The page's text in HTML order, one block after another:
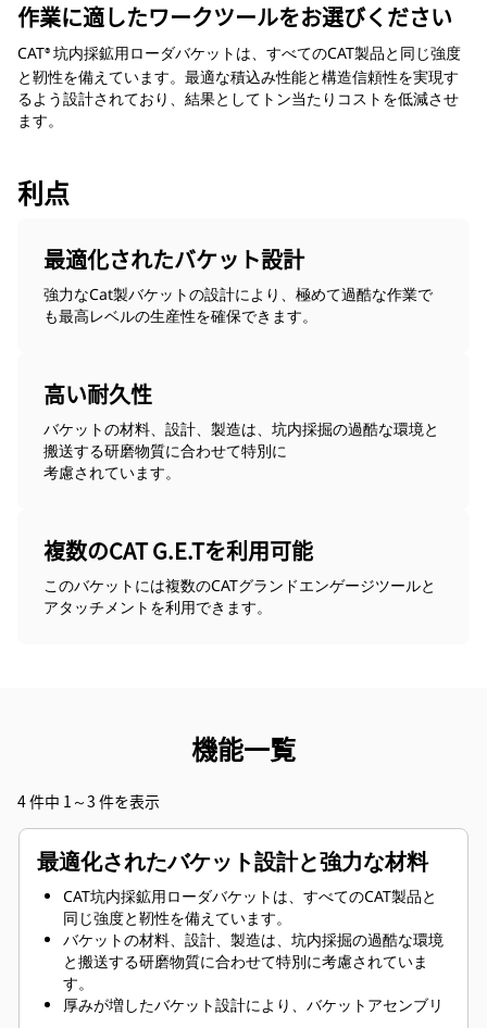
作業に適したワークツールをお選びください
CAT® 坑内採鉱用ローダバケットは、すべてのCAT製品と同じ強度
と靭性を備えています。最適な積込み性能と構造信頼性を実現す
るよう設計されており、結果としてトン当たりコストを低減させ
ます。
利点
最適化されたバケット設計
強力なCat製バケットの設計により、極めて過酷な作業で
も最高レベルの生産性を確保できます。
高い耐久性
バケットの材料、設計、製造は、坑内採掘の過酷な環境と
搬送する研磨物質に合わせて特別に
考慮されています。
複数のCAT G.E.Tを利用可能
このバケットには複数のCATグランドエンゲージツールと
アタッチメントを利用できます。
機能一覧
4 件中 1～3 件を表示
最適化されたバケット設計と強力な材料
CAT坑内採鉱用ローダバケットは、すべてのCAT製品と
同じ強度と靭性を備えています。
バケットの材料、設計、製造は、坑内採掘の過酷な環境
と搬送する研磨物質に合わせて特別に考慮されていま
す。
厚みが増したバケット設計により、バケットアセンブリ